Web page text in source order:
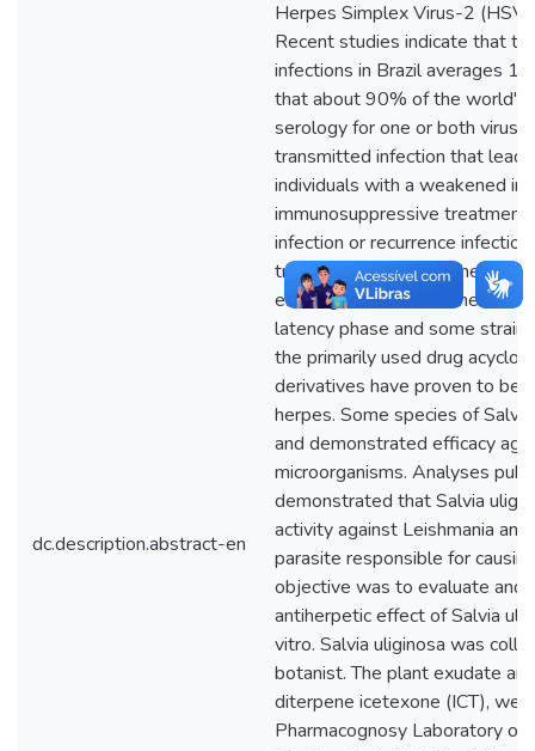
dc.description.abstract-en
Herpes Simplex Virus-2
Recent studies indicate that
infections in Brazil averages
that about 90% of the world's
serology for one or both
transmitted infection that
individuals with a weakened
immunosuppressive
infection or recurrence
transmission from mother to
existing antiviral treatments
latency phase and some
the primarily used drug
derivatives have proven to be
herpes. Some species of
and demonstrated efficacy
microorganisms. Analyses
demonstrated that Salvia
activity against Leishmania
parasite responsible for
objective was to evaluate and
antiherpetic effect of Salvia
vitro. Salvia uliginosa was
botanist. The plant exudate
diterpene icetexone (ICT),
Pharmacognosy Laboratory